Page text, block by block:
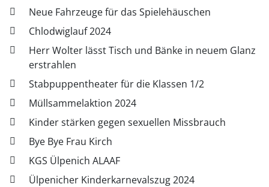
Neue Fahrzeuge für das Spielehäuschen
Chlodwiglauf 2024
Herr Wolter lässt Tisch und Bänke in neuem Glanz
erstrahlen
Stabpuppentheater für die Klassen 1/2
Müllsammelaktion 2024
Kinder stärken gegen sexuellen Missbrauch
Bye Bye Frau Kirch
KGS Ülpenich ALAAF
Ülpenicher Kinderkarnevalszug 2024